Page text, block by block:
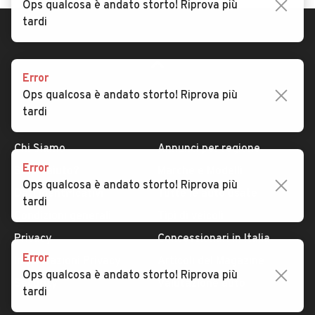
Chi Siamo
Serve aiuto?
Dati identificativi
Privacy
Impostazioni Privacy
Security
Annunci per regione
Tutte le auto usate
Concessionari in Italia
Valutazione auto
Ops qualcosa è andato storto! Riprova più
tardi
Error
Ops qualcosa è andato storto! Riprova più
tardi
Error
Ops qualcosa è andato storto! Riprova più
tardi
Error
Ops qualcosa è andato storto! Riprova più
tardi